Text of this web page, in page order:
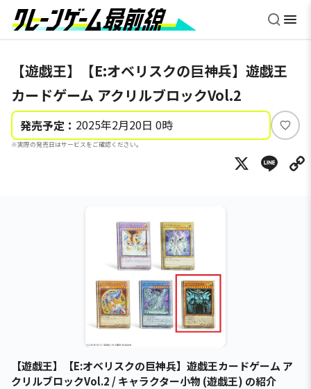
【遊戯王】【E:オベリスクの巨神兵】遊戯王
カードゲーム アクリルブロックVol.2
発売予定： 2025年2月20日 0時
※実際の発売日はサービスをご確認ください。
い
ね
X
【遊戯王】【E:オベリスクの巨神兵】遊戯王カードゲーム ア
クリルブロックVol.2 / キャラクター小物 (遊戯王) の紹介